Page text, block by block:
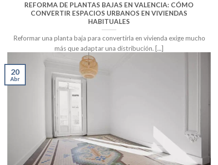
REFORMA DE PLANTAS BAJAS EN VALENCIA: CÓMO
CONVERTIR ESPACIOS URBANOS EN VIVIENDAS
HABITUALES
Reformar una planta baja para convertirla en vivienda exige mucho
más que adaptar una distribución. [...]
20
Abr